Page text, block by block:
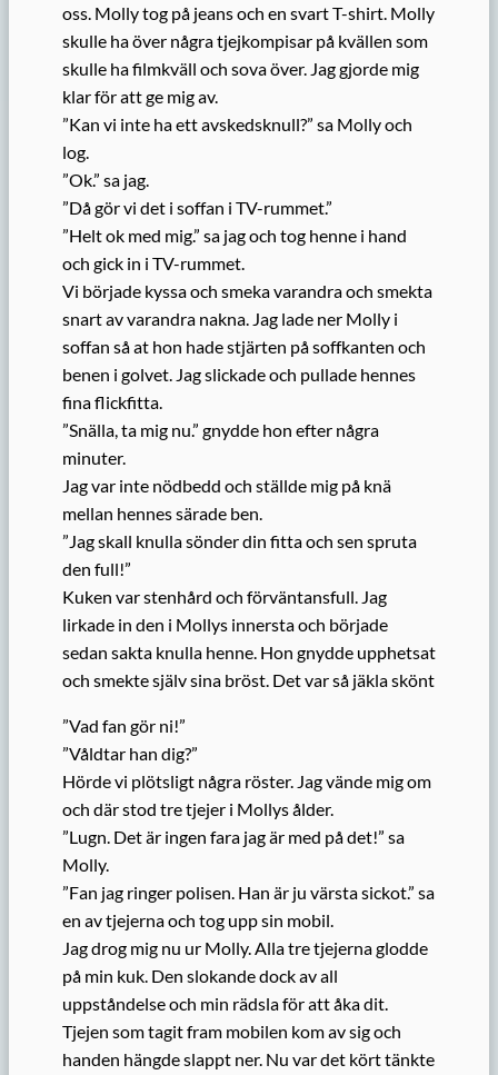
oss. Molly tog på jeans och en svart T-shirt. Molly
skulle ha över några tjejkompisar på kvällen som
skulle ha filmkväll och sova över. Jag gjorde mig
klar för att ge mig av.
”Kan vi inte ha ett avskedsknull?” sa Molly och
log.
”Ok.” sa jag.
”Då gör vi det i soffan i TV-rummet.”
”Helt ok med mig.” sa jag och tog henne i hand
och gick in i TV-rummet.
Vi började kyssa och smeka varandra och smekta
snart av varandra nakna. Jag lade ner Molly i
soffan så at hon hade stjärten på soffkanten och
benen i golvet. Jag slickade och pullade hennes
fina flickfitta.
”Snälla, ta mig nu.” gnydde hon efter några
minuter.
Jag var inte nödbedd och ställde mig på knä
mellan hennes särade ben.
”Jag skall knulla sönder din fitta och sen spruta
den full!”
Kuken var stenhård och förväntansfull. Jag
lirkade in den i Mollys innersta och började
sedan sakta knulla henne. Hon gnydde upphetsat
och smekte själv sina bröst. Det var så jäkla skönt
”Vad fan gör ni!”
”Våldtar han dig?”
Hörde vi plötsligt några röster. Jag vände mig om
och där stod tre tjejer i Mollys ålder.
”Lugn. Det är ingen fara jag är med på det!” sa
Molly.
”Fan jag ringer polisen. Han är ju värsta sickot.” sa
en av tjejerna och tog upp sin mobil.
Jag drog mig nu ur Molly. Alla tre tjejerna glodde
på min kuk. Den slokande dock av all
uppståndelse och min rädsla för att åka dit.
Tjejen som tagit fram mobilen kom av sig och
handen hängde slappt ner. Nu var det kört tänkte